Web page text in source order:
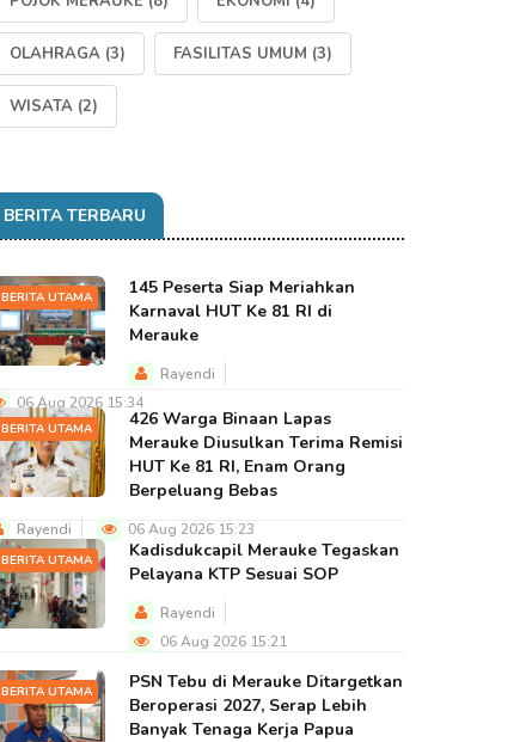
OLAHRAGA (3) FASILITAS UMUM (3)
WISATA (2)
BERITA TERBARU
BERITA UTAMA
145 Peserta Siap Meriahkan
Karnaval HUT Ke 81 RI di
Merauke
Rayendi
06 Aug 2026 15:34
BERITA UTAMA
426 Warga Binaan Lapas
Merauke Diusulkan Terima Remisi
HUT Ke 81 RI, Enam Orang
Berpeluang Bebas
Rayendi 06 Aug 2026 15:23
BERITA UTAMA
Kadisdukcapil Merauke Tegaskan
Pelayana KTP Sesuai SOP
Rayendi
06 Aug 2026 15:21
BERITA UTAMA
PSN Tebu di Merauke Ditargetkan
Beroperasi 2027, Serap Lebih
Banyak Tenaga Kerja Papua